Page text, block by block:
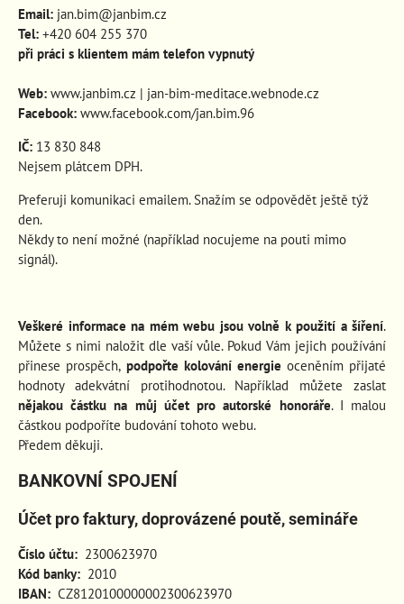
Email: jan.bim@janbim.cz
Tel: +420 604 255 370
při práci s klientem mám telefon vypnutý
Web: www.janbim.cz | jan-bim-meditace.webnode.cz
Facebook: www.facebook.com/jan.bim.96
IČ: 13 830 848
Nejsem plátcem DPH.
Preferuji komunikaci emailem. Snažím se odpovědět ještě týž
den.
Někdy to není možné (například nocujeme na pouti mimo
signál).
Veškeré informace na mém webu jsou volně k použití a šíření.
Můžete s nimi naložit dle vaší vůle. Pokud Vám jejich používání
přinese prospěch, podpořte kolování energie oceněním přijaté
hodnoty adekvátní protihodnotou. Například můžete zaslat
nějakou částku na můj účet pro autorské honoráře. I malou
částkou podpoříte budování tohoto webu.
Předem děkuji.
BANKOVNÍ SPOJENÍ
Účet pro faktury, doprovázené poutě, semináře
Číslo účtu: 2300623970
Kód banky: 2010
IBAN: CZ8120100000002300623970